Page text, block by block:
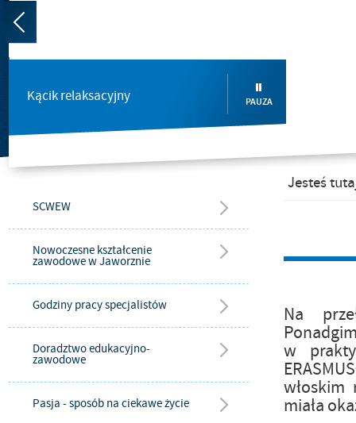
Kącik relaksacyjny PAUZA
SCWEW
Nowoczesne kształcenie
zawodowe w Jaworznie
Godziny pracy specjalistów
Doradztwo edukacyjno-
zawodowe
Pasja - sposób na ciekawe życie
Jesteś
Na
w
włoskim
miała